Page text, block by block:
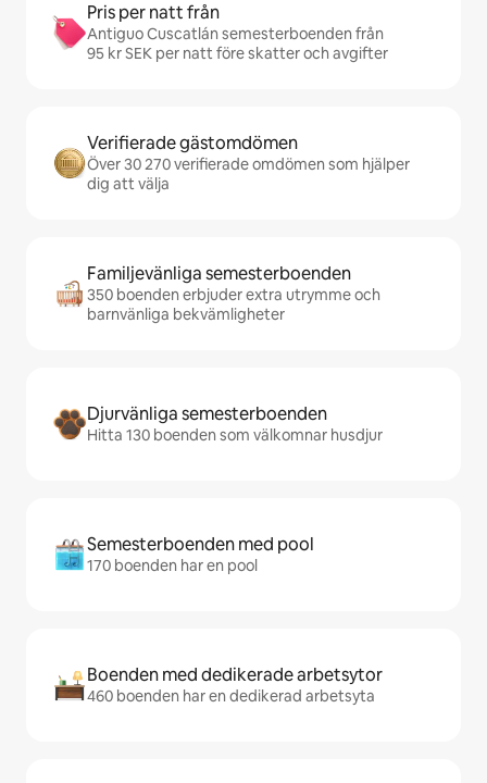
Pris per natt från
Antiguo Cuscatlán semesterboenden från
95 kr SEK per natt före skatter och avgifter
Verifierade gästomdömen
Över 30 270 verifierade omdömen som hjälper
dig att välja
Familjevänliga semesterboenden
350 boenden erbjuder extra utrymme och
barnvänliga bekvämligheter
Djurvänliga semesterboenden
Hitta 130 boenden som välkomnar husdjur
Semesterboenden med pool
170 boenden har en pool
Boenden med dedikerade arbetsytor
460 boenden har en dedikerad arbetsyta